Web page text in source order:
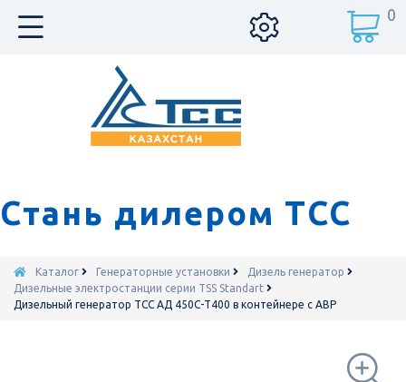
Стань дилером ТСС
0
Каталог Генераторные установки
Дизель генератор
Дизельные электростанции серии TSS Standart
Дизельный генератор ТСС АД 450С-Т400 в контейнере с АВР